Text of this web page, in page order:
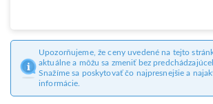
Upozorňujeme, že ceny uvedené na tejto
aktuálne a môžu sa zmeniť bez
Snažíme sa poskytovať čo najpresnejšie a
informácie.